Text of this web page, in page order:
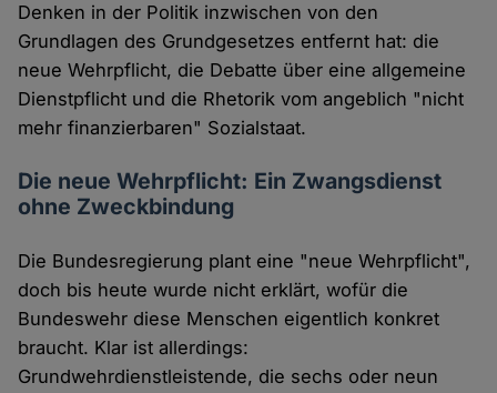
Denken in der Politik inzwischen von den
Grundlagen des Grundgesetzes entfernt hat: die
neue Wehrpflicht, die Debatte über eine allgemeine
Dienstpflicht und die Rhetorik vom angeblich "nicht
mehr finanzierbaren" Sozialstaat.
Die neue Wehrpflicht: Ein Zwangsdienst
ohne Zweckbindung
Die Bundesregierung plant eine "neue Wehrpflicht",
doch bis heute wurde nicht erklärt, wofür die
Bundeswehr diese Menschen eigentlich konkret
braucht. Klar ist allerdings:
Grundwehrdienstleistende, die sechs oder neun